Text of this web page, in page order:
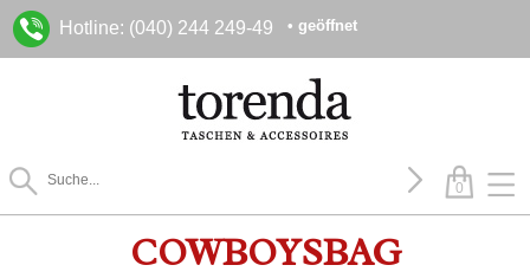
Hotline: (040) 244 249-49 • geöffnet
0
COWBOYSBAG